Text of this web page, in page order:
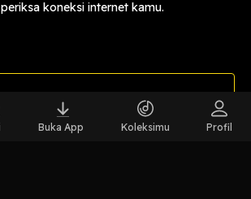
koneksi internet kamu.
CHAPTER LAIN
Buka App Koleksimu Profil